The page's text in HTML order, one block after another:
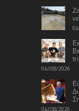
04/08/2026
04/08/2026